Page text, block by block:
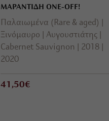
ΜΑΡΑΝΤΙΔΗ ONE-OFF!
Παλαιωμένα (Rare & aged)
Ξινόμαυρο
Αυγουστιάτης
Cabernet Sauvignon
2018
2020
41,50€